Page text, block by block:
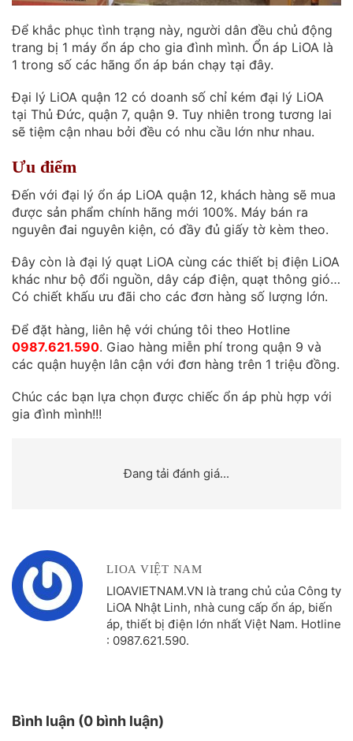
Để khắc phục tình trạng này, người dân đều chủ động
trang bị 1 máy ổn áp cho gia đình mình. Ổn áp LiOA là
1 trong số các hãng ổn áp bán chạy tại đây.
Đại lý LiOA quận 12 có doanh số chỉ kém đại lý LiOA
tại Thủ Đức, quận 7, quận 9. Tuy nhiên trong tương lai
sẽ tiệm cận nhau bởi đều có nhu cầu lớn như nhau.
Ưu điểm
Đến với đại lý ổn áp LiOA quận 12, khách hàng sẽ mua
được sản phẩm chính hãng mới 100%. Máy bán ra
nguyên đai nguyên kiện, có đầy đủ giấy tờ kèm theo.
Đây còn là đại lý quạt LiOA cùng các thiết bị điện LiOA
khác như bộ đổi nguồn, dây cáp điện, quạt thông gió…
Có chiết khấu ưu đãi cho các đơn hàng số lượng lớn.
Để đặt hàng, liên hệ với chúng tôi theo Hotline
0987.621.590. Giao hàng miễn phí trong quận 9 và
các quận huyện lân cận với đơn hàng trên 1 triệu đồng.
Chúc các bạn lựa chọn được chiếc ổn áp phù hợp với
gia đình mình!!!
Đang tải đánh giá...
LIOA VIỆT NAM
LIOAVIETNAM.VN là trang chủ của Công ty
LiOA Nhật Linh, nhà cung cấp ổn áp, biến
áp, thiết bị điện lớn nhất Việt Nam. Hotline
: 0987.621.590.
Bình luận (0 bình luận)